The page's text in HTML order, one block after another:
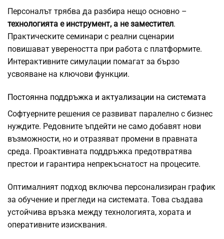
Персоналът трябва да разбира нещо основно –
технологията е инструмент, а не заместител.
Практическите семинари с реални сценарии
повишават увереността при работа с платформите.
Интерактивните симулации помагат за бързо
усвояване на ключови функции.
Постоянна поддръжка и актуализации на системата
Софтуерните решения се развиват паралелно с бизнес
нуждите. Редовните ъпдейти не само добавят нови
възможности, но и отразяват промени в правната
среда. Проактивната поддръжка предотвратява
престои и гарантира непрекъснатост на процесите.
Оптималният подход включва персонализиран график
за обучение и прегледи на системата. Това създава
устойчива връзка между технологията, хората и
оперативните изисквания.